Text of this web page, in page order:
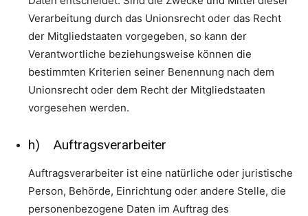
Verarbeitung durch das Unionsrecht oder das Recht
der Mitgliedstaaten vorgegeben, so kann der
Verantwortliche beziehungsweise können die
bestimmten Kriterien seiner Benennung nach dem
Unionsrecht oder dem Recht der Mitgliedstaaten
vorgesehen werden.
h) Auftragsverarbeiter
Auftragsverarbeiter ist eine natürliche oder juristische
Person, Behörde, Einrichtung oder andere Stelle, die
personenbezogene Daten im Auftrag des